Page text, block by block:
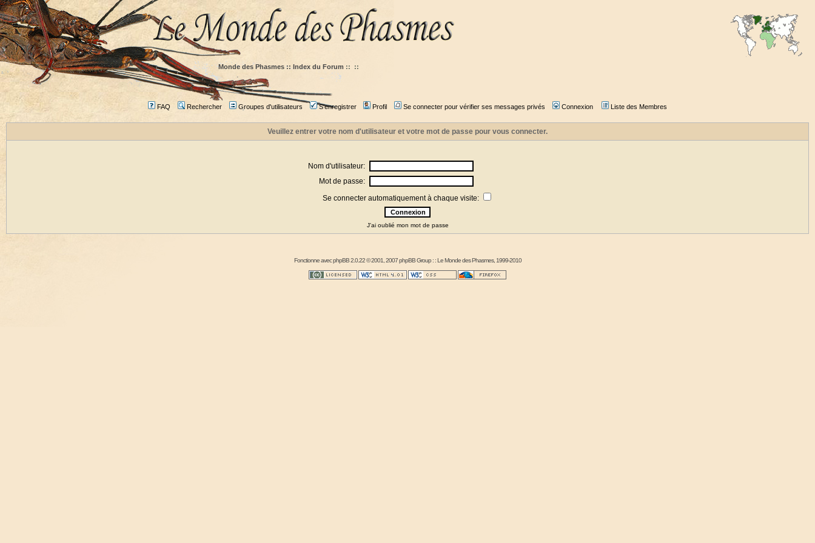
Monde des Phasmes :: Index du Forum :: ::
FAQ Rechercher Groupes d'utilisateurs S'enregistrer Profil Se connecter pour vérifier ses messages privés Connexion Liste des Membres
Veuillez entrer votre nom d'utilisateur et votre mot de passe pour vous connecter.
Nom d'utilisateur:
Mot de passe:
Se connecter automatiquement à chaque visite:
J'ai oublié mon mot de passe
Fonctionne avecphpBB2.0.22 © 2001, 2007 phpBB Group : :Le Monde des Phasmes, 1999-2010